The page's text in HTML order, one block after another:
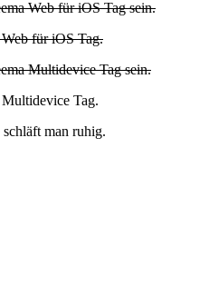
Web für iOS Tag sein.
für iOS Tag.
Multidevice Tag sein.
Multidevice Tag.
man ruhig.